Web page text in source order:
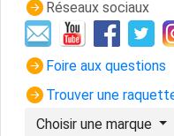
Réseaux sociaux
Foire aux questions
Trouver une
Choisir une marque